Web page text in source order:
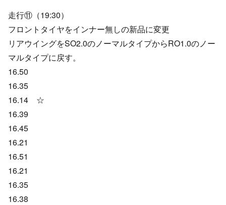
走行⑪（19:30）
フロントタイヤをインナー無しの新品に変更
リアウイングをSO2.0のノーマルタイプからRO1.0のノー
マルタイプに戻す。
16.50
16.35
16.14 ☆
16.39
16.45
16.21
16.51
16.21
16.35
16.38